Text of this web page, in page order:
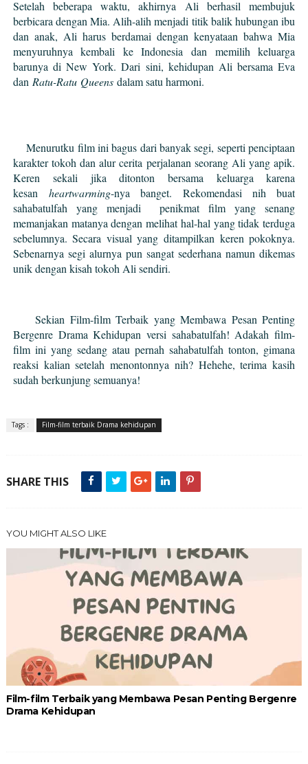
Setelah beberapa waktu, akhirnya Ali berhasil membujuk
berbicara dengan Mia. Alih-alih menjadi titik balik hubungan ibu
dan anak, Ali harus berdamai dengan kenyataan bahwa Mia
menyuruhnya kembali ke Indonesia dan memilih keluarga
barunya di New York. Dari sini, kehidupan Ali bersama Eva
dan Ratu-Ratu Queensdalam satu harmoni.
Menurutku film ini bagus dari banyak segi, seperti penciptaan
karakter tokoh dan alur cerita perjalanan seorang Ali yang apik.
Keren
sekali jika ditonton bersama keluarga karena
kesanheartwarming-nya banget. Rekomendasi nih buat
sahabatulfah yang menjadi penikmat film yang senang
memanjakan matanya dengan melihat hal-hal yang tidak terduga
sebelumnya. Secara visual yang ditampilkan keren pokoknya.
Sebenarnya segi alurnya pun sangat sederhana namun dikemas
unik dengan kisah tokoh Ali sendiri.
Sekian Film-film Terbaik yang Membawa Pesan Penting
Bergenre Drama Kehidupan versi sahabatulfah! Adakah film-
film ini yang sedang atau pernah sahabatulfah tonton, gimana
reaksi kalian setelah menontonnya nih? Hehehe, terima kasih
sudah berkunjung semuanya!
Tags : Film-film terbaik Drama kehidupan
SHARE THIS
YOU MIGHT ALSO LIKE
Film-film Terbaik yang Membawa Pesan Penting Bergenre
Drama Kehidupan